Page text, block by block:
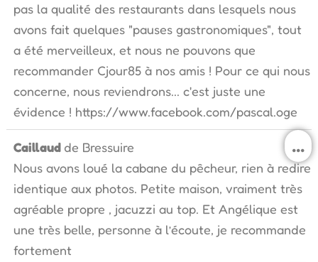
pas la qualité des restaurants dans lesquels nous
avons fait quelques "pauses gastronomiques", tout
a été merveilleux, et nous ne pouvons que
recommander Cjour85 à nos amis ! Pour ce qui nous
concerne, nous reviendrons... c'est juste une
évidence ! https://www.facebook.com/pascal.oge
Caillaud de Bressuire
Nous avons loué la cabane du pêcheur, rien à redire
identique aux photos. Petite maison, vraiment très
agréable propre , jacuzzi au top. Et Angélique est
une très belle, personne à l’écoute, je recommande
fortement
...